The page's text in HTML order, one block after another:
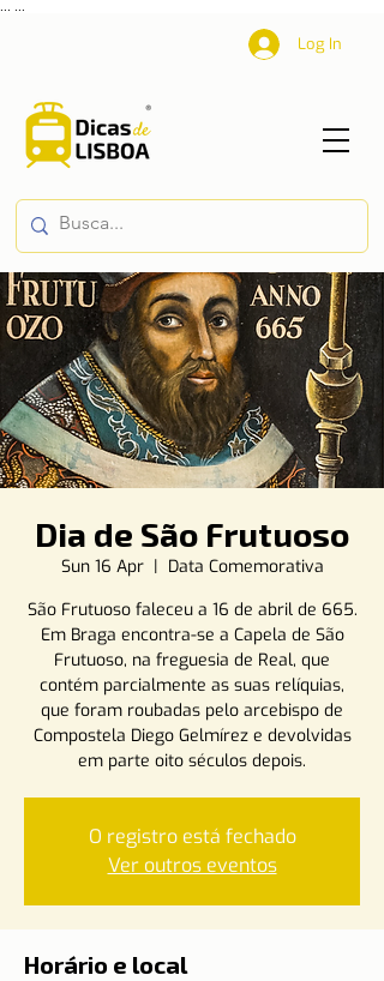
Log In
Dia de São Frutuoso
Sun 16 Apr
  |
Data Comemorativa
São Frutuoso faleceu a 16 de abril de 665.
Em Braga encontra-se a Capela de São
Frutuoso, na freguesia de Real, que
contém parcialmente as suas relíquias,
que foram roubadas pelo arcebispo de
Compostela Diego Gelmírez e devolvidas
em parte oito séculos depois.
O registro está fechado
Ver outros eventos
Horário e local